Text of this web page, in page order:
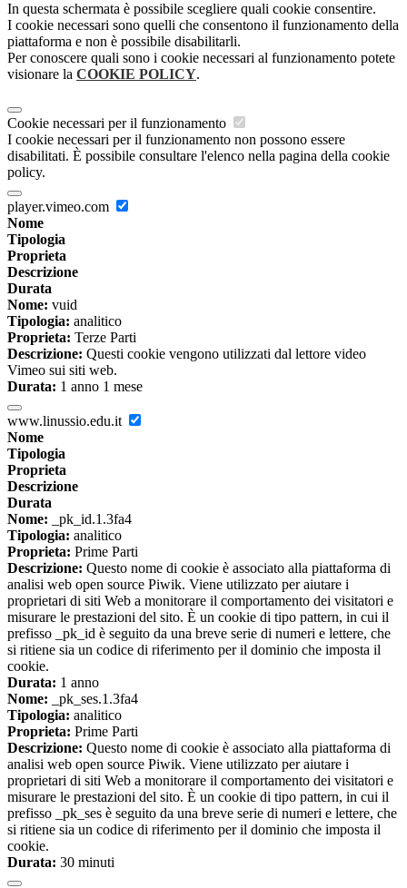
In questa schermata è possibile scegliere quali cookie consentire.
I cookie necessari sono quelli che consentono il funzionamento della
piattaforma e non è possibile disabilitarli.
Per conoscere quali sono i cookie necessari al funzionamento potete
visionare la COOKIE POLICY.
Cookie necessari per il funzionamento
I cookie necessari per il funzionamento non possono essere
disabilitati. È possibile consultare l'elenco nella pagina della cookie
policy.
player.vimeo.com
Nome
Tipologia
Proprieta
Descrizione
Durata
Nome: vuid
Tipologia: analitico
Proprieta: Terze Parti
Descrizione: Questi cookie vengono utilizzati dal lettore video
Vimeo sui siti web.
Durata: 1 anno 1 mese
www.linussio.edu.it
Nome
Tipologia
Proprieta
Descrizione
Durata
Nome: _pk_id.1.3fa4
Tipologia: analitico
Proprieta: Prime Parti
Descrizione: Questo nome di cookie è associato alla piattaforma di
analisi web open source Piwik. Viene utilizzato per aiutare i
proprietari di siti Web a monitorare il comportamento dei visitatori e
misurare le prestazioni del sito. È un cookie di tipo pattern, in cui il
prefisso _pk_id è seguito da una breve serie di numeri e lettere, che
si ritiene sia un codice di riferimento per il dominio che imposta il
cookie.
Durata: 1 anno
Nome: _pk_ses.1.3fa4
Tipologia: analitico
Proprieta: Prime Parti
Descrizione: Questo nome di cookie è associato alla piattaforma di
analisi web open source Piwik. Viene utilizzato per aiutare i
proprietari di siti Web a monitorare il comportamento dei visitatori e
misurare le prestazioni del sito. È un cookie di tipo pattern, in cui il
prefisso _pk_ses è seguito da una breve serie di numeri e lettere, che
si ritiene sia un codice di riferimento per il dominio che imposta il
cookie.
Durata: 30 minuti